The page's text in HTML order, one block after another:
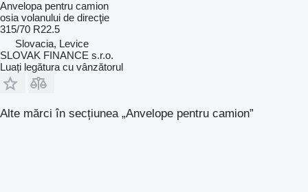
Anvelopa pentru camion
osia volanului de direcţie
315/70 R22.5
Slovacia, Levice
SLOVAK FINANCE s.r.o.
Luați legătura cu vânzătorul
Alte mărci în secțiunea „Anvelope pentru camion”